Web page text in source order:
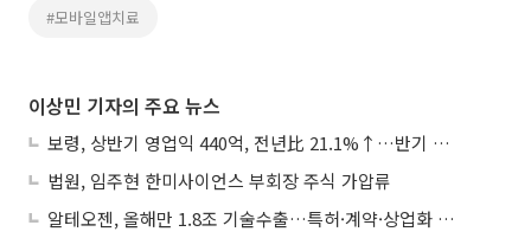
#모바일앱치료
이상민 기자의 주요 뉴스
보령, 상반기 영업익 440억, 전년比 21.1%↑…반기 역대 최대
법원, 임주현 한미사이언스 부회장 주식 가압류
알테오젠, 올해만 1.8조 기술수출…특허·계약·상업화 ‘삼박자’